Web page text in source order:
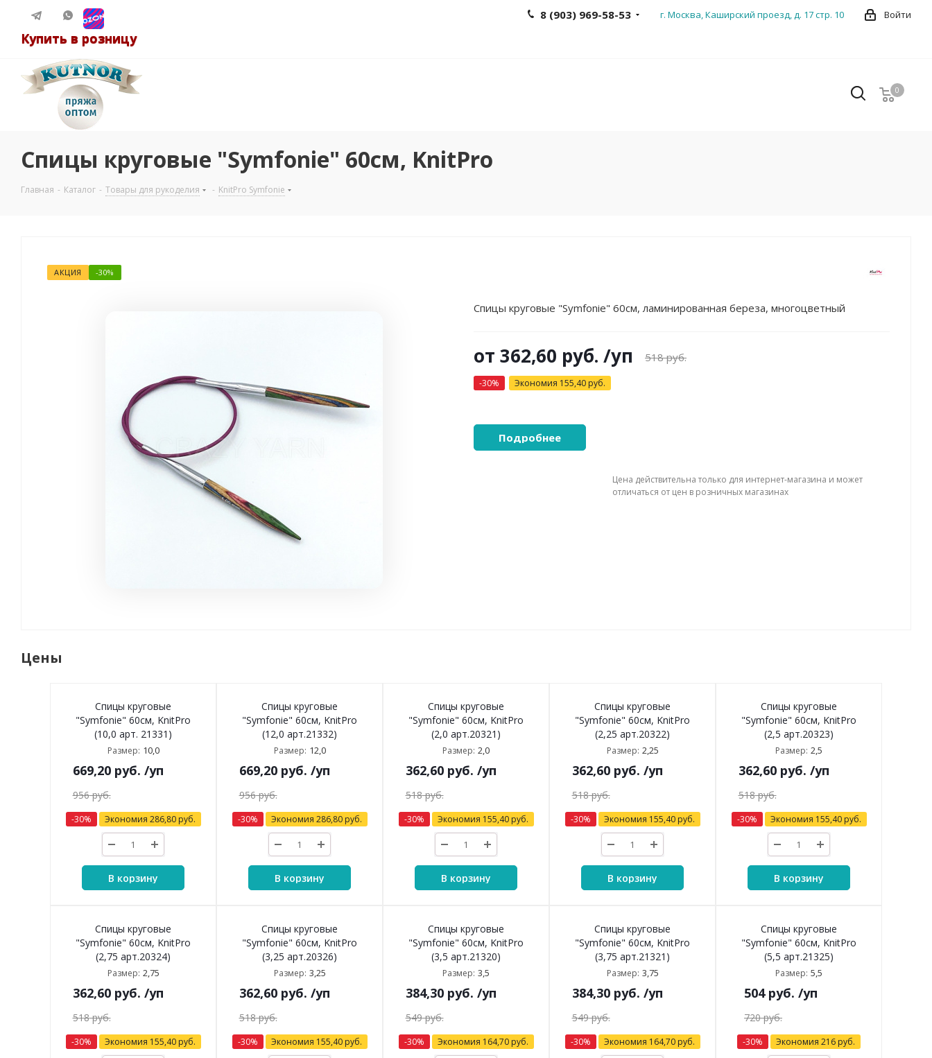
Купить в розницу
Войти
г. Москва, Каширский проезд, д. 17 стр. 10
8 (903) 969-58-53
0
0
Спицы круговые "Symfonie" 60см, KnitPro
Главная - Каталог - Товары для рукоделия - KnitPro Symfonie
АКЦИЯ -30%
Спицы круговые "Symfonie" 60см, ламинированная береза, многоцветный
от 362,60 руб. /уп 518 руб.
-30% Экономия 155,40 руб.
Подробнее
Цена действительна только для интернет-магазина и может
отличаться от цен в розничных магазинах
Цены
Спицы круговые
"Symfonie" 60см, KnitPro
(10,0 арт. 21331)
Размер: 10,0
669,20руб. /уп
956руб.
-30% Экономия 286,80руб.
В корзину
Спицы круговые
"Symfonie" 60см, KnitPro
(12,0 арт.21332)
Размер: 12,0
669,20руб. /уп
956руб.
-30% Экономия 286,80руб.
В корзину
Спицы круговые
"Symfonie" 60см, KnitPro
(2,0 арт.20321)
Размер: 2,0
362,60руб. /уп
518руб.
-30% Экономия 155,40руб.
В корзину
Спицы круговые
"Symfonie" 60см, KnitPro
(2,25 арт.20322)
Размер: 2,25
362,60руб. /уп
518руб.
-30% Экономия 155,40руб.
В корзину
Спицы круговые
"Symfonie" 60см, KnitPro
(2,5 арт.20323)
Размер: 2,5
362,60руб. /уп
518руб.
-30% Экономия 155,40руб.
В корзину
Спицы круговые
"Symfonie" 60см, KnitPro
(2,75 арт.20324)
Размер: 2,75
362,60руб. /уп
518руб.
-30% Экономия 155,40руб.
Спицы круговые
"Symfonie" 60см, KnitPro
(3,25 арт.20326)
Размер: 3,25
362,60руб. /уп
518руб.
-30% Экономия 155,40руб.
Спицы круговые
"Symfonie" 60см, KnitPro
(3,5 арт.21320)
Размер: 3,5
384,30руб. /уп
549руб.
-30% Экономия 164,70руб.
Спицы круговые
"Symfonie" 60см, KnitPro
(3,75 арт.21321)
Размер: 3,75
384,30руб. /уп
549руб.
-30% Экономия 164,70руб.
Спицы круговые
"Symfonie" 60см, KnitPro
(5,5 арт.21325)
Размер: 5,5
504руб. /уп
720руб.
-30% Экономия 216 руб.